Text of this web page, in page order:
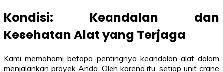
Kondisi: Keandalan dan
Kesehatan Alat yang Terjaga
Kami memahami betapa pentingnya keandalan alat dalam
menjalankan proyek Anda. Oleh karena itu, setiap unit crane